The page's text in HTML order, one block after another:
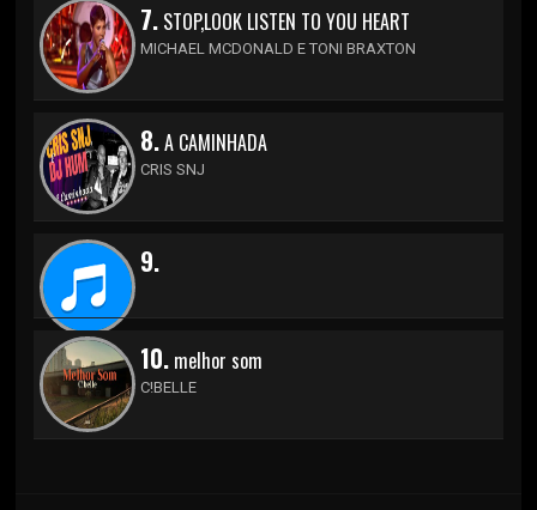
7. STOP,LOOK LISTEN TO YOU HEART
MICHAEL MCDONALD E TONI BRAXTON
8.A CAMINHADA
CRIS SNJ
9.
10. melhor som
C!BELLE